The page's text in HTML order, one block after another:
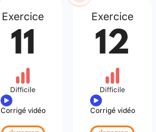
Exercice
11
Difficile
Corrigé vidéo
Exercice
12
Difficile
Corrigé vidéo